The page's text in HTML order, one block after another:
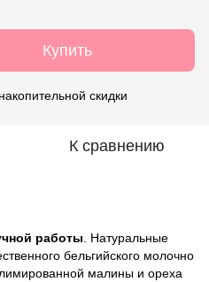
Купить
скидки
К сравнению
работы . Натуральные
бельгийского молочно
малины и ореха